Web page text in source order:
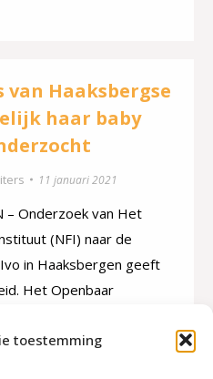
toestemming
van Haaksbergse
haar baby
11 januari 2021
– Onderzoek van Het
(NFI) naar de
in Haaksbergen geeft
Het Openbaar
moeder Linde de W.
heeft gedood,